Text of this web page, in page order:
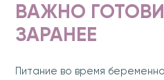
ВАЖНО
ЗАРАНЕЕ
Питание во время